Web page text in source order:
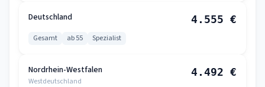
Deutschland 4.555 €
Gesamt ab 55 Spezialist
Nordrhein-Westfalen
Westdeutschland
4.492 €